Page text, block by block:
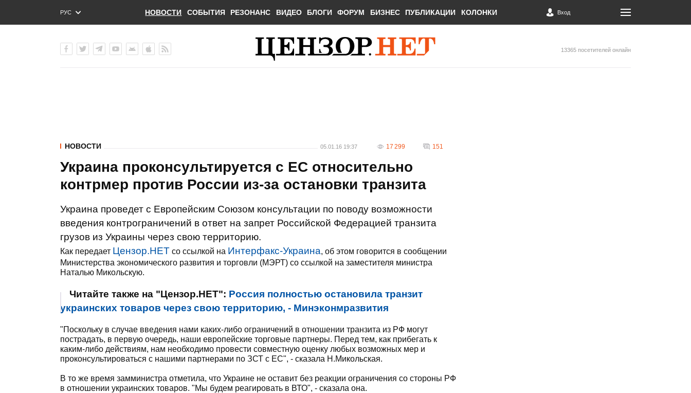
РУС
ENG
НОВОСТИ СОБЫТИЯ РЕЗОНАНС ВИДЕО БЛОГИ ФОРУМ БИЗНЕС ПУБЛИКАЦИИ КОЛОНКИ Вход
13365 посетителей онлайн
НОВОСТИ 05.01.16 19:37 17 299 151
Украина проконсультируется с ЕС относительно
контрмер против России из-за остановки транзита
Украина проведет с Европейским Союзом консультации по поводу возможности
введения контрограничений в ответ на запрет Российской Федерацией транзита
грузов из Украины через свою территорию.
Как передает Цензор.НЕТ со ссылкой на Интерфакс-Украина, об этом говорится в сообщении
Министерства экономического развития и торговли (МЭРТ) со ссылкой на заместителя министра
Наталью Микольскую.
Читайте также на "Цензор.НЕТ": Россия полностью остановила транзит
украинских товаров через свою территорию, - Минэконмразвития
"Поскольку в случае введения нами каких-либо ограничений в отношении транзита из РФ могут
пострадать, в первую очередь, наши европейские торговые партнеры. Перед тем, как прибегать к
каким-либо действиям, нам необходимо провести совместную оценку любых возможных мер и
проконсультироваться с нашими партнерами по ЗСТ с ЕС", - сказала Н.Микольская.
В то же время замминистра отметила, что Украине не оставит без реакции ограничения со стороны РФ
в отношении украинских товаров. "Мы будем реагировать в ВТО", - сказала она.